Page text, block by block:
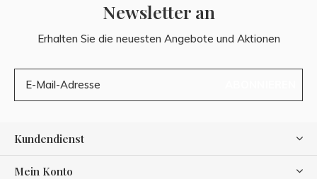
Newsletter an
Erhalten Sie die neuesten Angebote und Aktionen
Kundendienst
Mein Konto